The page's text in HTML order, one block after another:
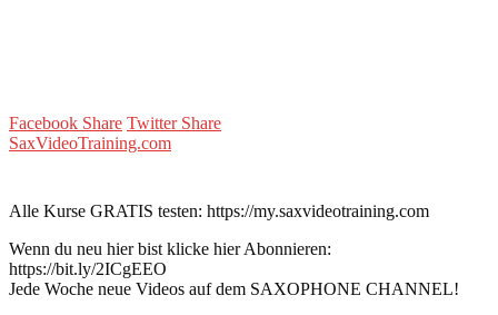
Facebook Share Twitter Share
SaxVideoTraining.com
Alle Kurse GRATIS testen: https://my.saxvideotraining.com
Wenn du neu hier bist klicke hier Abonnieren:
https://bit.ly/2ICgEEO
Jede Woche neue Videos auf dem SAXOPHONE CHANNEL!